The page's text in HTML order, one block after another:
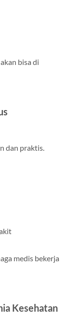
bisa di
dan praktis.
medis bekerja
Kesehatan